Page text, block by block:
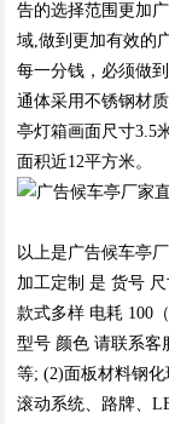
告的选择范围更加
域,做到更加有效的
每一分钱，必须做
通体采用不锈钢材
亭灯箱画面尺寸3.5
面积近12平方米。
以上是广告候车亭
加工定制 是 货号
款式多样 电耗 100
型号 颜色 请联系客
等; (2)面板材料钢
滚动系统、路牌、